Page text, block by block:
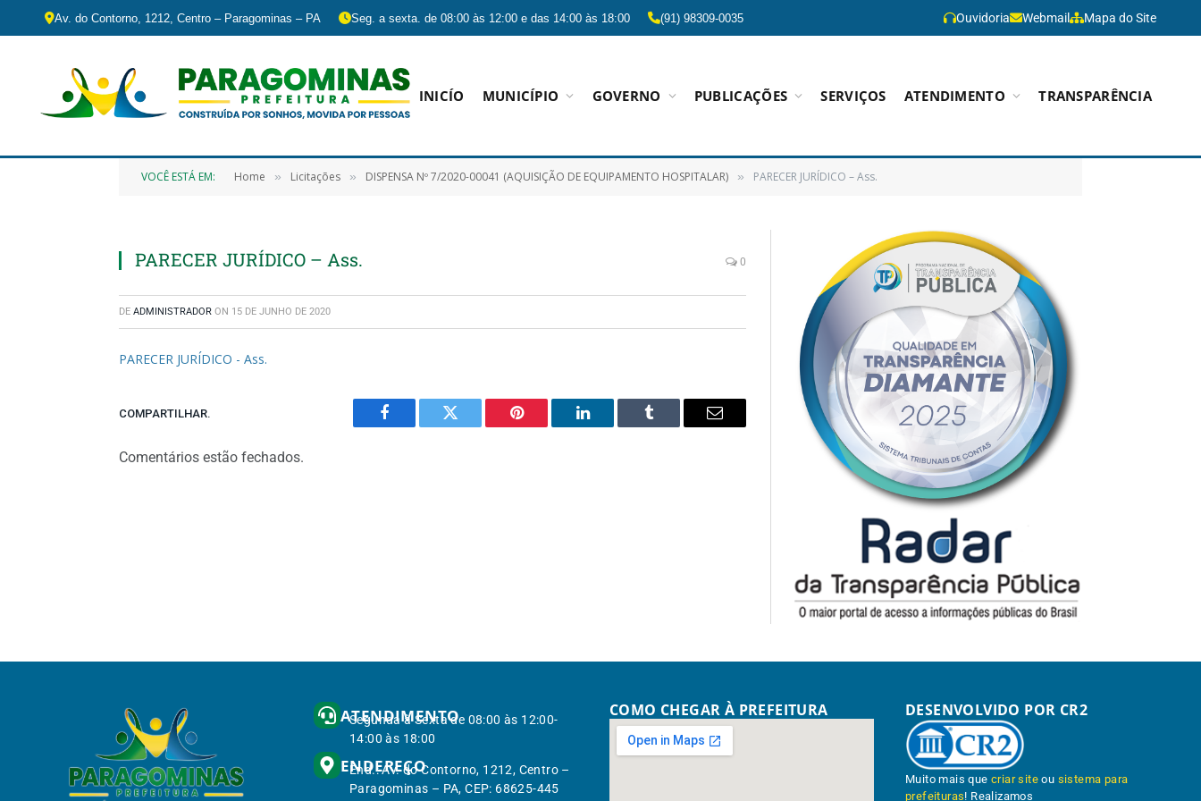
Av. do Contorno, 1212, Centro – Paragominas – PA Seg. a sexta. de 08:00 às 12:00 e das 14:00 às 18:00 (91) 98309-0035 Ouvidoria Webmail Mapa do Site
INICÍO MUNICÍPIO GOVERNO PUBLICAÇÕES SERVIÇOS ATENDIMENTO TRANSPARÊNCIA
VOCÊ ESTÁ EM: Home » Licitações » DISPENSA Nº 7/2020-00041 (AQUISIÇÃO DE EQUIPAMENTO HOSPITALAR) » PARECER JURÍDICO – Ass.
PARECER JURÍDICO – Ass. 0
DE ADMINISTRADOR ON 15 DE JUNHO DE 2020
PARECER JURÍDICO - Ass.
COMPARTILHAR.
Facebook Twitter Pinterest LinkedIn Tumblr Email
Comentários estão fechados.
ATENDIMENTO
Segunda à Sexta de 08:00 às 12:00-
14:00 às 18:00
ENDEREÇO
End.: Av. do Contorno, 1212, Centro –
Paragominas – PA, CEP: 68625-445
COMO CHEGAR À PREFEITURA DESENVOLVIDO POR CR2
Muito mais quecriar site ou sistema para
prefeituras! Realizamos